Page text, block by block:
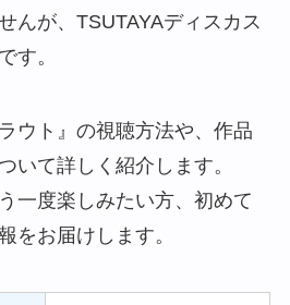
んが、TSUTAYAディスカス
す。
ウト』の視聴方法や、作品
いて詳しく紹介します。
一度楽しみたい方、初めて
をお届けします。